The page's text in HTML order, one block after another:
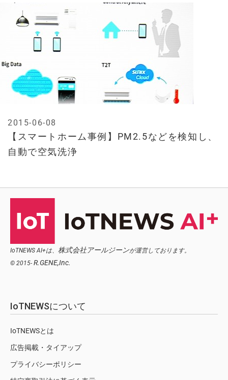
【スマートホーム事例】PM2.5などを検知し、
自動で空気洗浄
2015-06-08
IoTNEWS AI+は、 株式会社アールジーンが運営しております。
© 2015- R.GENE,Inc.
IoTNEWSについて
IoTNEWSとは
広告掲載・タイアップ
プライバシーポリシー